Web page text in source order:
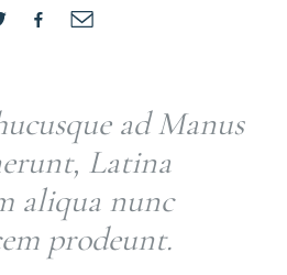
ad Manus
Latina
aliqua nunc
prodeunt.